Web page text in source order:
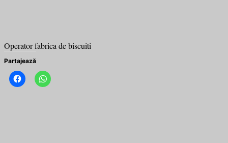
Operator fabrica de biscuiti
Partajează